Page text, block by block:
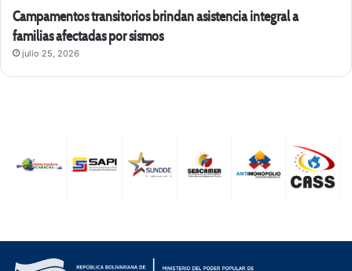
Campamentos transitorios brindan asistencia integral a
familias afectadas por sismos
julio 25, 2026